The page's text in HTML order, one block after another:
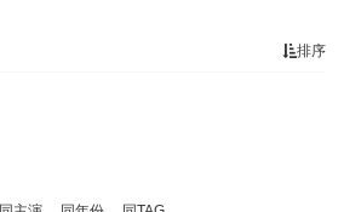
排序